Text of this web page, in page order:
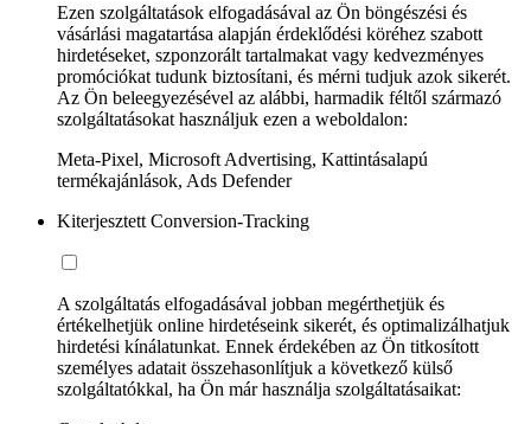
Ezen szolgáltatások elfogadásával az Ön böngészési és
vásárlási magatartása alapján érdeklődési köréhez szabott
hirdetéseket, szponzorált tartalmakat vagy kedvezményes
promóciókat tudunk biztosítani, és mérni tudjuk azok sikerét.
Az Ön beleegyezésével az alábbi, harmadik féltől származó
szolgáltatásokat használjuk ezen a weboldalon:
Meta-Pixel, Microsoft Advertising, Kattintásalapú
termékajánlások, Ads Defender
Kiterjesztett Conversion-Tracking
A szolgáltatás elfogadásával jobban megérthetjük és
értékelhetjük online hirdetéseink sikerét, és optimalizálhatjuk
hirdetési kínálatunkat. Ennek érdekében az Ön titkosított
személyes adatait összehasonlítjuk a következő külső
szolgáltatókkal, ha Ön már használja szolgáltatásaikat: